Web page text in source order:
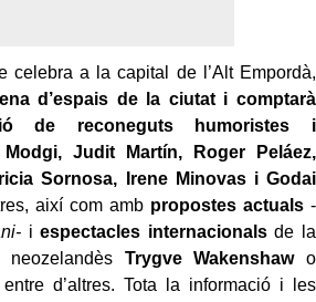
celebra a la capital de l’Alt Empordà,
d’espais de la ciutat i comptarà
de reconeguts humoristes i
Judit Martín, Roger Peláez,
Sornosa, Irene Minovas i Godai
així com amb propostes actuals-
iespectacles internacionalsde la
neozelandès Trygve Wakenshawo
d’altres. Tota la informació i les